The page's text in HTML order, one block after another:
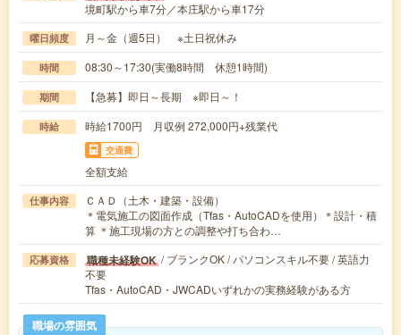
境町駅から車7分／本庄駅から車17分
曜日頻度 月～金（週5日） ※土日祝休み
時間 08:30～17:30(実働8時間 休憩1時間)
期間 【急募】即日～長期 ※即日～！
時給 時給1700円 月収例 272,000円+残業代
交通費
全額支給
仕事内容
ＣＡＤ（土木・建築・設備）
＊電気施工の図面作成（Tfas・AutoCADを使用）＊設計・積
算 ＊施工現場の方との調整や打ち合わ…
応募資格 職種未経験OK / ブランクOK / パソコンスキル不要 / 英語力
不要
Tfas・AutoCAD・JWCADいずれかの実務経験がある方
職場の雰囲気